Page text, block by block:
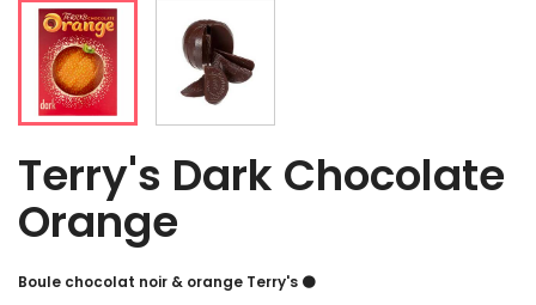
Terry's Dark Chocolate
Orange
Boule chocolat noir & orange Terry's 🟠